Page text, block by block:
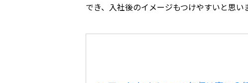
でき、入社後のイメージもつけやすいと思い